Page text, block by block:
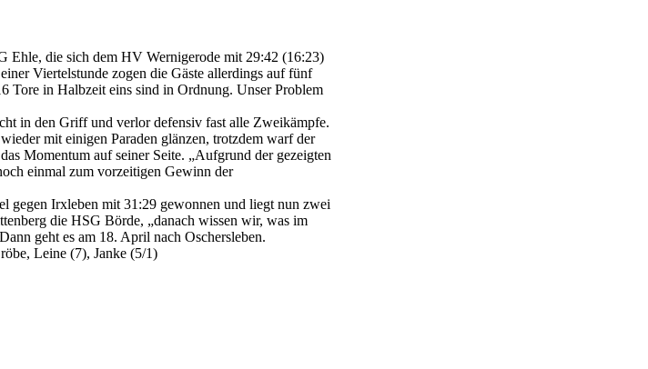
Ehle, die sich dem HV Wernigerode mit 29:42 (16:23)
Viertelstunde zogen die Gäste allerdings auf fünf
Tore in Halbzeit eins sind in Ordnung. Unser Problem
in den Griff und verlor defensiv fast alle Zweikämpfe.
mit einigen Paraden glänzen, trotzdem warf der
Momentum auf seiner Seite. „Aufgrund der gezeigten
einmal zum vorzeitigen Gewinn der
gegen Irxleben mit 31:29 gewonnen und liegt nun zwei
die HSG Börde, „danach wissen wir, was im
geht es am 18. April nach Oschersleben.
Leine (7), Janke (5/1)